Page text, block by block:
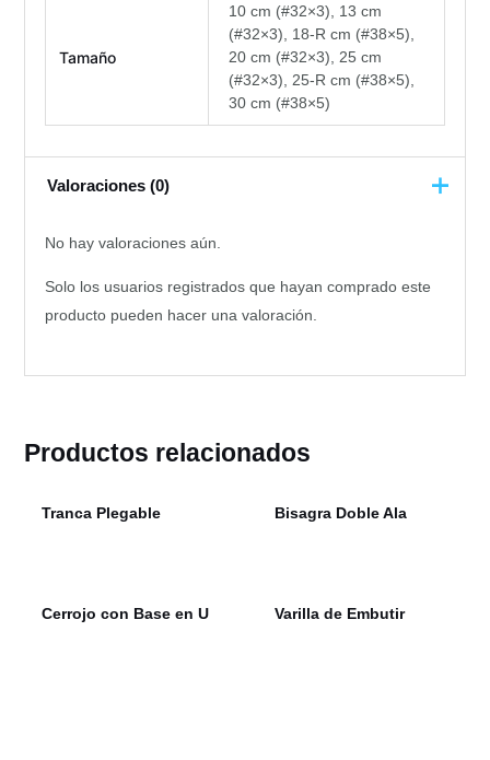
Tamaño
10 cm (#32×3), 13 cm
(#32×3), 18-R cm (#38×5),
20 cm (#32×3), 25 cm
(#32×3), 25-R cm (#38×5),
30 cm (#38×5)
Valoraciones (0)
No hay valoraciones aún.
Solo los usuarios registrados que hayan comprado este
producto pueden hacer una valoración.
Productos relacionados
Tranca Plegable Bisagra Doble Ala
Cerrojo con Base en U Varilla de Embutir